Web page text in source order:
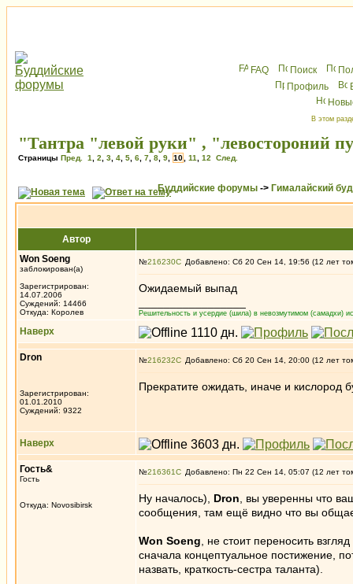
FAQ Поиск
Профиль
В этом
"Тантра "левой руки" , "левостороний
Страницы Пред. 1 2 3 4 5 6 7 8 9 10 11 12 След.
Буддийские форумы -> Гималайский
Автор
Won Soeng
заблокирован(а)
Зарегистрирован:
14.07.2006
Суждений: 14466
Откуда: Королев
№216230 Добавлено: Сб 20 Сен 14, 19:56 (12 лет
Ожидаемый выпад
Решительность и усердие (шила) в невозмутимом (самадхи)
Наверх
Dron
Зарегистрирован:
01.01.2010
Суждений: 9322
№216232 Добавлено: Сб 20 Сен 14, 20:00 (12 лет
Прекратите ожидать, иначе и кислород
Наверх
Гость&
Гость
Откуда: Novosibirsk
№216361 Добавлено: Пн 22 Сен 14, 05:07 (12 лет
Ну началось), Dron , вы уверенны что
сообщения, там ещё видно что вы
Won Soeng , не стоит переносить
сначала концептуальное постижение,
назвать, краткость-сестра таланта).